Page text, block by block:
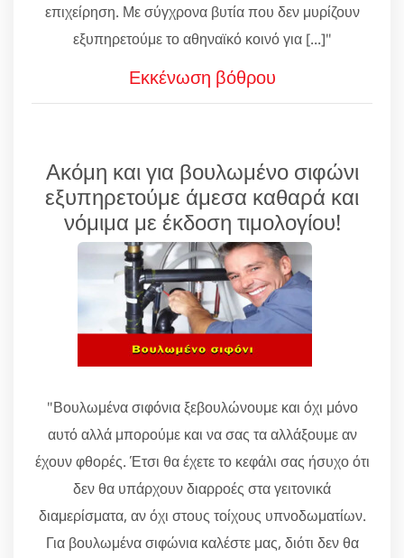
επιχείρηση. Με σύγχρονα βυτία που δεν μυρίζουν
εξυπηρετούμε το αθηναϊκό κοινό για [...]"
Εκκένωση βόθρου
Ακόμη και για βουλωμένο σιφώνι
εξυπηρετούμε άμεσα καθαρά και
νόμιμα με έκδοση τιμολογίου!
"Βουλωμένα σιφόνια ξεβουλώνουμε και όχι μόνο
αυτό αλλά μπορούμε και να σας τα αλλάξουμε αν
έχουν φθορές. Έτσι θα έχετε το κεφάλι σας ήσυχο ότι
δεν θα υπάρχουν διαρροές στα γειτονικά
διαμερίσματα, αν όχι στους τοίχους υπνοδωματίων.
Για βουλωμένα σιφώνια καλέστε μας, διότι δεν θα